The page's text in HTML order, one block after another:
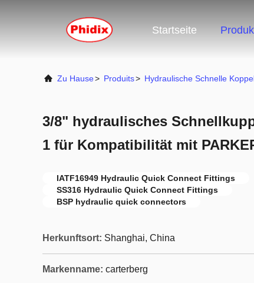
Startseite
Zu Hause> Produits> Hydraulische Schnelle
3/8" hydraulisches
1 für Kompatibilität mit
IATF16949 Hydraulic Quick Connect Fittings
SS316 Hydraulic Quick Connect Fittings
BSP hydraulic quick connectors
Herkunftsort: Shanghai, China
Markenname: carterberg